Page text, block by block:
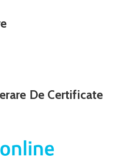
De Certificate